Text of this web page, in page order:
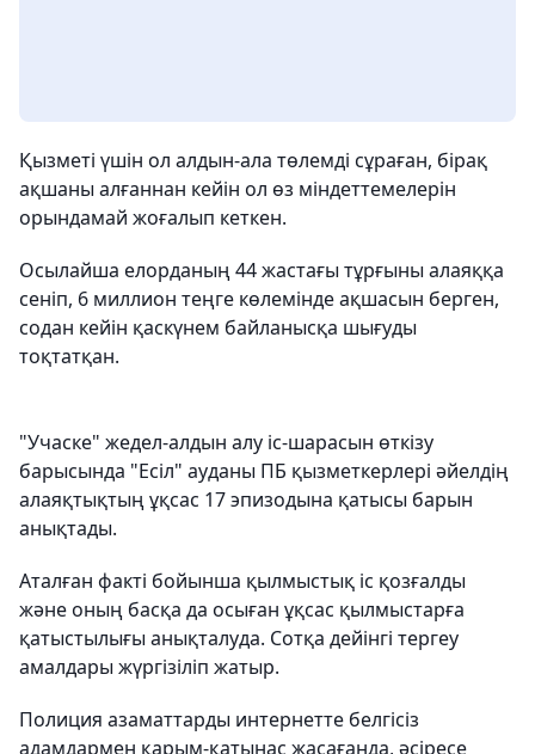
Қызметі үшін ол алдын-ала төлемді сұраған, бірақ
ақшаны алғаннан кейін ол өз міндеттемелерін
орындамай жоғалып кеткен.
Осылайша елорданың 44 жастағы тұрғыны алаяққа
сеніп, 6 миллион теңге көлемінде ақшасын берген,
содан кейін қаскүнем байланысқа шығуды
тоқтатқан.
"Учаске" жедел-алдын алу іс-шарасын өткізу
барысында "Есіл" ауданы ПБ қызметкерлері әйелдің
алаяқтықтың ұқсас 17 эпизодына қатысы барын
анықтады.
Аталған факті бойынша қылмыстық іс қозғалды
және оның басқа да осыған ұқсас қылмыстарға
қатыстылығы анықталуда. Сотқа дейінгі тергеу
амалдары жүргізіліп жатыр.
Полиция азаматтарды интернетте белгісіз
адамдармен қарым-қатынас жасағанда, әсіресе